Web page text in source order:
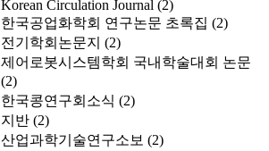
Korean Circulation Journal (2)
한국공업화학회 연구논문 초록집 (2)
전기학회논문지 (2)
제어로봇시스템학회 국내학술대회 논문
(2)
한국콩연구회소식 (2)
지반 (2)
산업과학기술연구소보 (2)